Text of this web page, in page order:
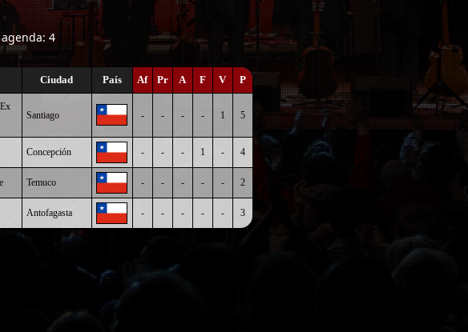
4
Ciudad País Af Pr A F V P
Santiago - - - - 1 5
Concepción - - - 1 - 4
Temuco - - - - - 2
Antofagasta - - - - - 3